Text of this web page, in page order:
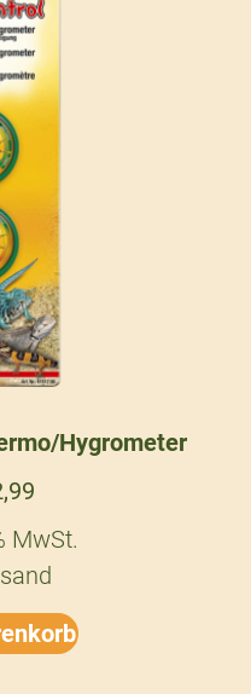
Hygrometer
MwSt.